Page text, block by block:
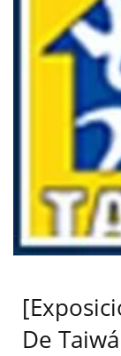
Exposiciones
completo de
multisectoriales
De